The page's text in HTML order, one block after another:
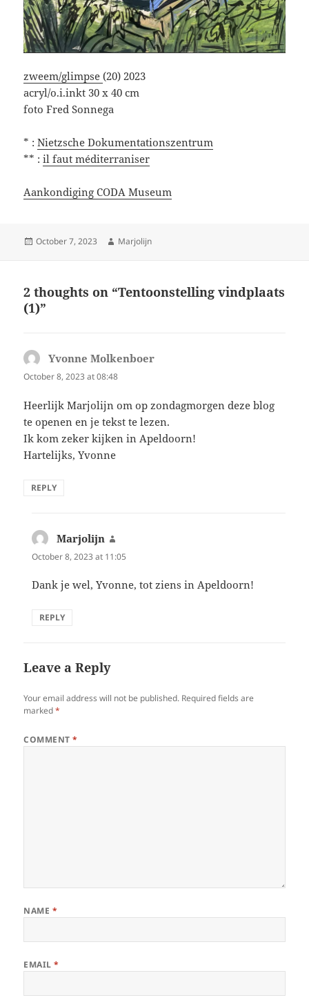
zweem/glimpse(20) 2023
acryl/o.i.inkt 30 x 40 cm
foto Fred Sonnega
* :Nietzsche Dokumentationszentrum
** :il faut méditerraniser
Aankondiging CODA Museum
Posted
October 7, 2023 Author
Marjolijn
2 thoughts on “Tentoonstelling vindplaats
(1)”
Yvonne Molkenboer
October 8, 2023 at 08:48
Heerlijk Marjolijn om op zondagmorgen deze blog
te openen en je tekst te lezen.
Ik kom zeker kijken in Apeldoorn!
Hartelijks, Yvonne
REPLY
Marjolijn
October 8, 2023 at 11:05
Dank je wel, Yvonne, tot ziens in Apeldoorn!
REPLY
Leave a Reply
Your email address will not be published. Required fields are
marked*
COMMENT*
NAME *
EMAIL*